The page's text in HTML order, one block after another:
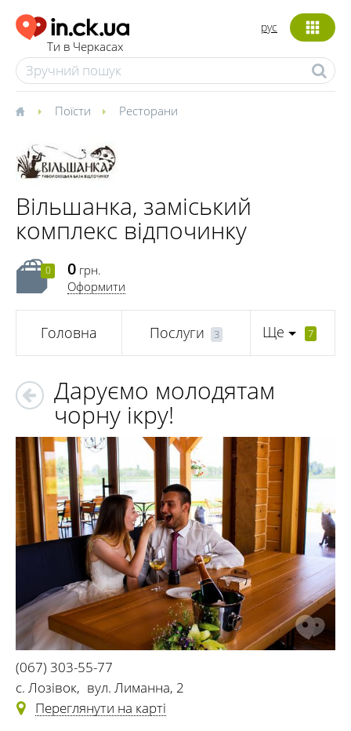
Ти в Черкасах
рус
Поїсти Ресторани
Вільшанка, заміський
комплекс відпочинку
0 0 грн.
Оформити
Головна Послуги 3 Ще 7
Даруємо молодятам
чорну ікру!
(067) 303-55-77
с. Лозівок, вул. Лиманна, 2
Переглянути на карті